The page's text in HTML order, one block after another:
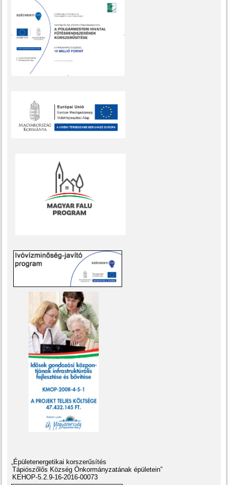
„Épületenergetikai korszerűsítés
Tápiószőlős Község Önkormányzatának épületein”
KEHOP-5.2.9-16-2016-00073